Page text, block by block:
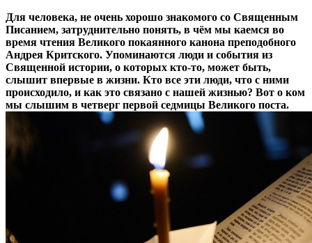
Для человека, не очень хорошо знакомого со Священным
Писанием, затруднительно понять, в чём мы каемся во
время чтения Великого покаянного канона преподобного
Андрея Критского. Упоминаются люди и события из
Священной истории, о которых кто-то, может быть,
слышит впервые в жизни. Кто все эти люди, что с ними
происходило, и как это связано с нашей жизнью? Вот о ком
мы слышим в четверг первой седмицы Великого поста.